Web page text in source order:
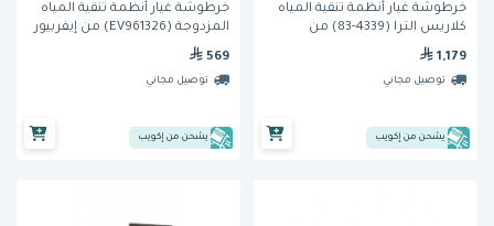
خرطوشة غيار أنظمة تنقية المياه
كلاريس الترا (4339-83) من
إيفربيور
1,179
توصيل مجاني
يشحن من إكويب
خرطوشة غيار أنظمة تنقية المياه
المزدوجة (EV961326) من إيفربيور
569
توصيل مجاني
يشحن من إكويب